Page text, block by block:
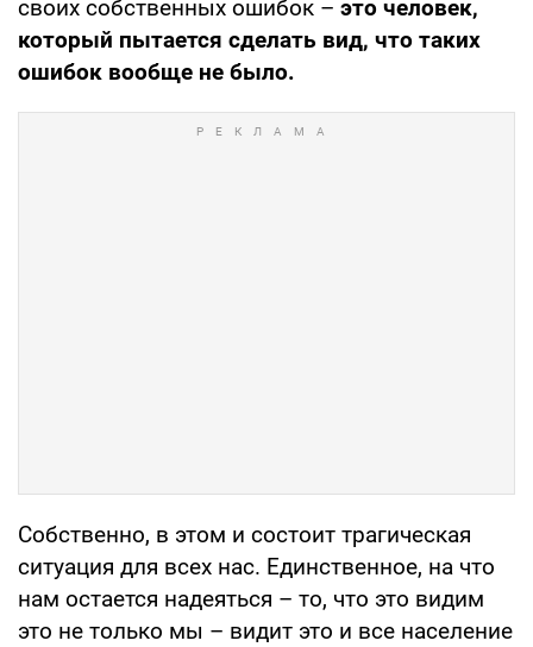
своих собственных ошибок – это человек,
который пытается сделать вид, что таких
ошибок вообще не было.
Собственно, в этом и состоит трагическая
ситуация для всех нас. Единственное, на что
нам остается надеяться – то, что это видим
это не только мы – видит это и все население